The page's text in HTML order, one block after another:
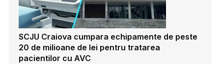
SCJU Craiova cumpara echipamente de peste
20 de milioane de lei pentru tratarea
pacientilor cu AVC